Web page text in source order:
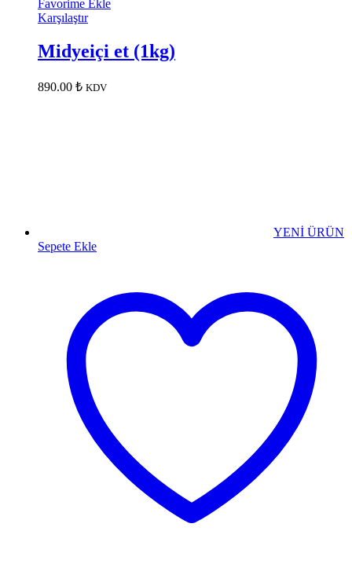
Favorime Ekle
Karşılaştır
Midyeiçi et (1kg)
890.00 ₺ KDV
YENİ ÜRÜN
Sepete Ekle